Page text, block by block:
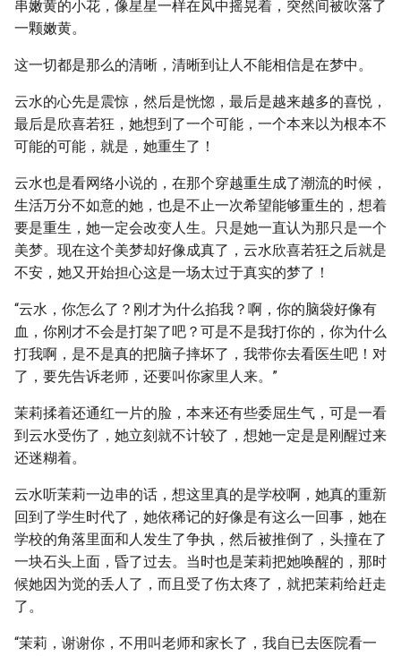
串嫩黄的小花，像星星一样在风中摇晃着，突然间被吹落了
一颗嫩黄。
这一切都是那么的清晰，清晰到让人不能相信是在梦中。
云水的心先是震惊，然后是恍惚，最后是越来越多的喜悦，
最后是欣喜若狂，她想到了一个可能，一个本来以为根本不
可能的可能，就是，她重生了！
云水也是看网络小说的，在那个穿越重生成了潮流的时候，
生活万分不如意的她，也是不止一次希望能够重生的，想着
要是重生，她一定会改变人生。只是她一直认为那只是一个
美梦。现在这个美梦却好像成真了，云水欣喜若狂之后就是
不安，她又开始担心这是一场太过于真实的梦了！
“云水，你怎么了？刚才为什么掐我？啊，你的脑袋好像有
血，你刚才不会是打架了吧？可是不是我打你的，你为什么
打我啊，是不是真的把脑子摔坏了，我带你去看医生吧！对
了，要先告诉老师，还要叫你家里人来。”
茉莉揉着还通红一片的脸，本来还有些委屈生气，可是一看
到云水受伤了，她立刻就不计较了，想她一定是是刚醒过来
还迷糊着。
云水听茉莉一边串的话，想这里真的是学校啊，她真的重新
回到了学生时代了，她依稀记的好像是有这么一回事，她在
学校的角落里面和人发生了争执，然后被推倒了，头撞在了
一块石头上面，昏了过去。当时也是茉莉把她唤醒的，那时
候她因为觉的丢人了，而且受了伤太疼了，就把茉莉给赶走
了。
“茉莉，谢谢你，不用叫老师和家长了，我自已去医院看一